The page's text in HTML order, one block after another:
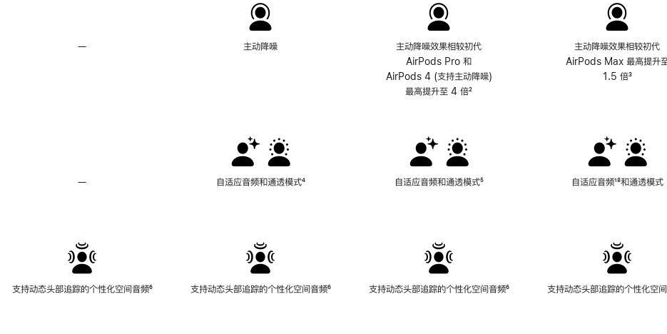
—
—
适
应
音
频
支持动态头部追踪的个性化空间音频脚
⁶
主动降噪
自适应音频和通透模式脚
⁴
支持动态头部追踪的个性化空间音频脚
⁶
主动降噪效果相较初代
AirPods Pro 和
AirPods 4 (支持主动降噪)
最高提升至 4 倍脚
²
自适应音频和通透模式脚
⁵
支持动态头部追踪的个性化空间音频脚
⁶
主动降噪效果相较初代
AirPods Max 最高提升
1.5 倍脚
³
自适应音频脚
¹⁸和通透模式
支持动态头部追踪的个性化空